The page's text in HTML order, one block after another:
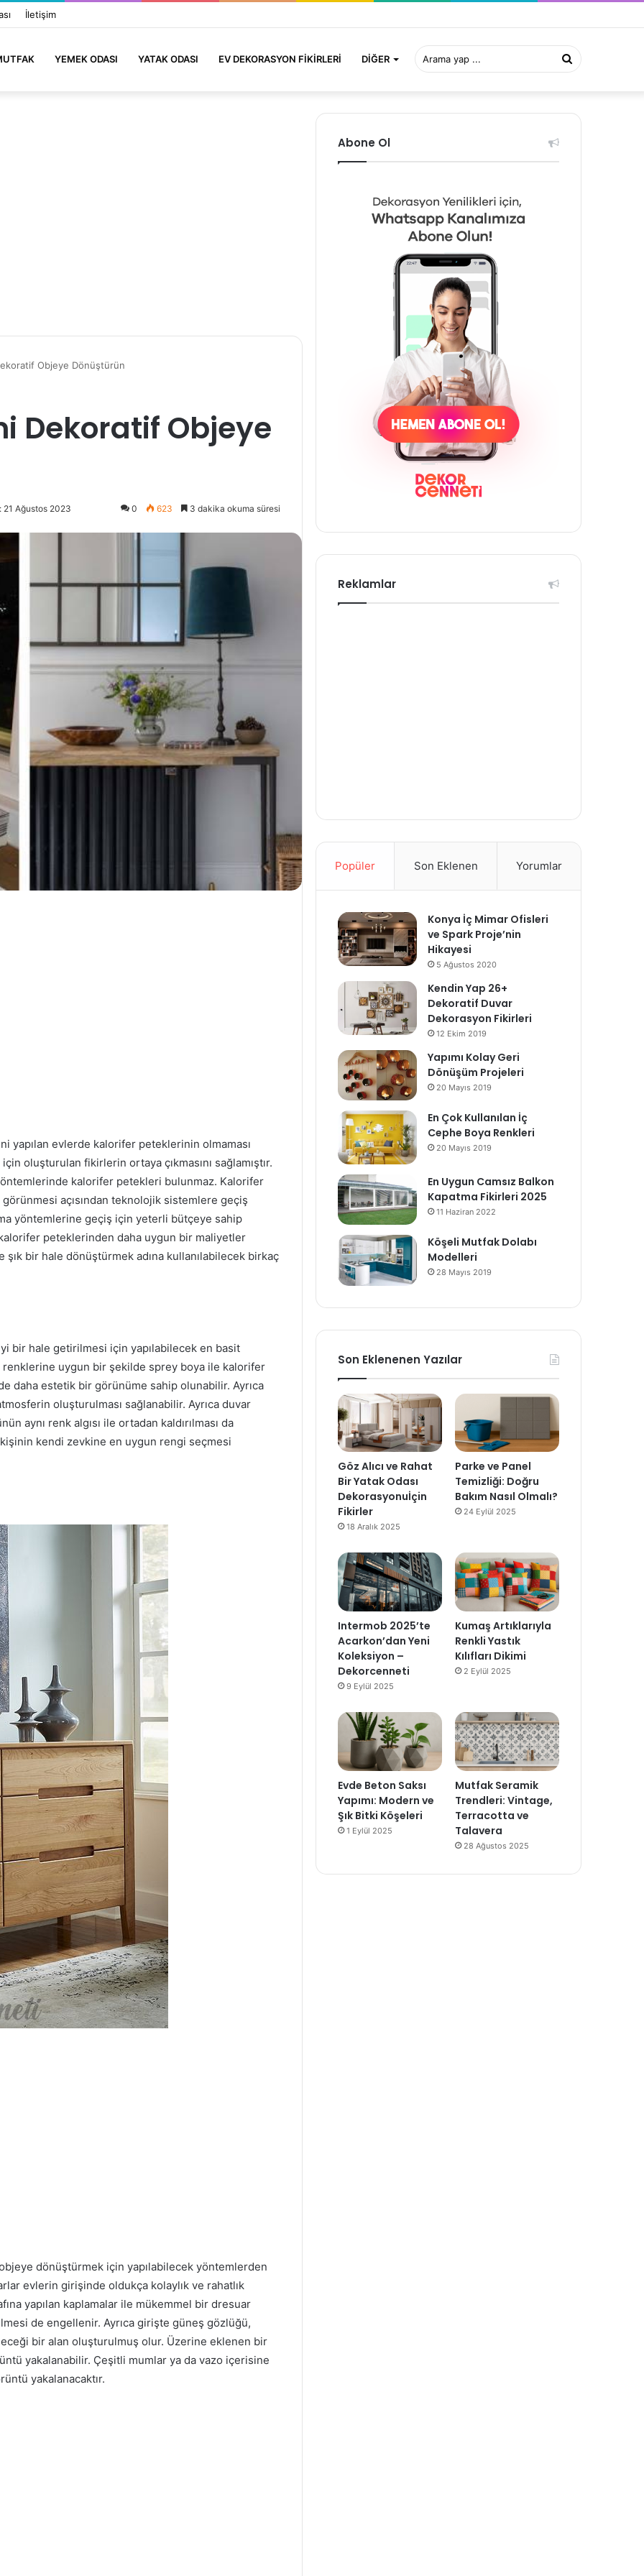
İletişim
YEMEK ODASI YATAK ODASI EV DEKORASYON FIKIRLERI DIĞER Arama
yap
Objeye Dönüştürün
Dekoratif Objeye
21 Ağustos 2023 0 623 3 dakika okuma süresi
yapılan evlerde kalorifer peteklerinin olmaması
oluşturulan fikirlerin ortaya çıkmasını sağlamıştır.
kalorifer petekleri bulunmaz. Kalorifer
açısından teknolojik sistemlere geçiş
yöntemlerine geçiş için yeterli bütçeye sahip
peteklerinden daha uygun bir maliyetler
bir hale dönüştürmek adına kullanılabilecek birkaç
bir hale getirilmesi için yapılabilecek en basit
renklerine uygun bir şekilde sprey boya ile kalorifer
daha estetik bir görünüme sahip olunabilir. Ayrıca
oluşturulması sağlanabilir. Ayrıca duvar
aynı renk algısı ile ortadan kaldırılması da
kendi zevkine en uygun rengi seçmesi
dönüştürmek için yapılabilecek yöntemlerden
evlerin girişinde oldukça kolaylık ve rahatlık
yapılan kaplamalar ile mükemmel bir dresuar
de engellenir. Ayrıca girişte güneş gözlüğü,
bir alan oluşturulmuş olur. Üzerine eklenen bir
yakalanabilir. Çeşitli mumlar ya da vazo içerisine
yakalanacaktır.
Abone Ol
Reklamlar
Popüler Son Eklenen Yorumlar
Konya İç Mimar Ofisleri
ve Spark Proje’nin
Hikayesi
5 Ağustos 2020
Kendin Yap 26+
Dekoratif Duvar
Dekorasyon Fikirleri
12 Ekim 2019
Yapımı Kolay Geri
Dönüşüm Projeleri
20 Mayıs 2019
En Çok Kullanılan İç
Cephe Boya Renkleri
20 Mayıs 2019
En Uygun Camsız Balkon
Kapatma Fikirleri 2025
11 Haziran 2022
Köşeli Mutfak Dolabı
Modelleri
28 Mayıs 2019
Son Eklenenen Yazılar
Göz Alıcı ve Rahat
Bir Yatak Odası
Dekorasyonuİçin
Fikirler
18 Aralık 2025
Parke ve Panel
Temizliği: Doğru
Bakım Nasıl Olmalı?
24 Eylül 2025
Intermob 2025’te
Acarkon’dan Yeni
Koleksiyon –
Dekorcenneti
9 Eylül 2025
Kumaş Artıklarıyla
Renkli Yastık
Kılıfları Dikimi
2 Eylül 2025
Evde Beton Saksı
Yapımı: Modern ve
Şık Bitki Köşeleri
1 Eylül 2025
Mutfak Seramik
Trendleri: Vintage,
Terracotta ve
Talavera
28 Ağustos 2025